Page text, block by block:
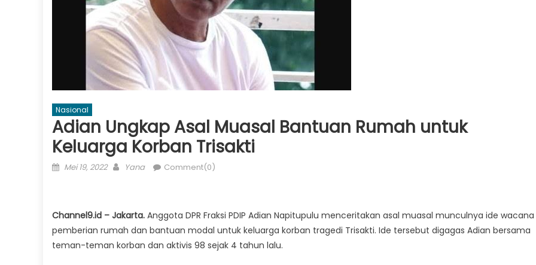
Nasional
Adian Ungkap Asal Muasal Bantuan Rumah untuk
Keluarga Korban Trisakti
Posted
Mei 19, 2022 Author
Yana Comment(0)
Channel9.id – Jakarta. Anggota DPR Fraksi PDIP Adian Napitupulu menceritakan asal muasal munculnya ide wacana
pemberian rumah dan bantuan modal untuk keluarga korban tragedi Trisakti. Ide tersebut digagas Adian bersama
teman-teman korban dan aktivis 98 sejak 4 tahun lalu.